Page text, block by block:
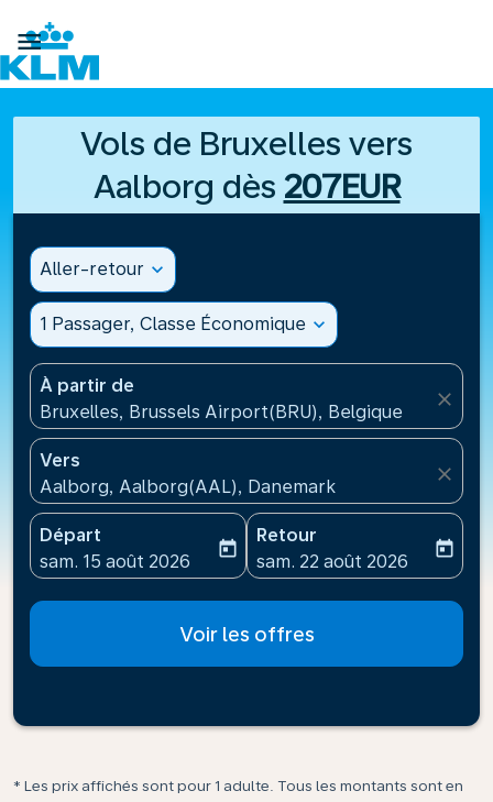

Vols de Bruxelles vers
Aalborg dès 207EUR
Aller-retour expand_more
1 Passager, Classe Économique expand_more
À partir de
Bruxelles, Brussels Airport(BRU), Belgique
close
Vers
Aalborg, Aalborg(AAL), Danemark
close
Départ
fc-booking-departure-date-aria-label
sam. 15 août 2026
today
Retour
fc-booking-return-date-
sam. 22 août 2026
today
Voir les offres
* Les prix affichés sont pour 1 adulte. Tous les montants sont en